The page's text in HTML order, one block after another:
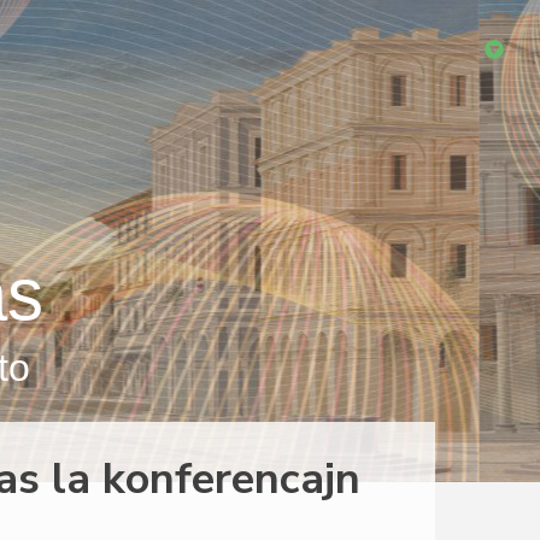
la konferencajn